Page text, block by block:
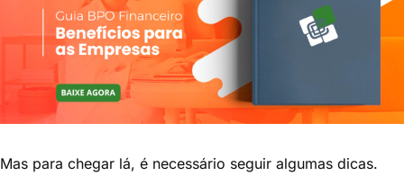
Mas para chegar lá, é necessário seguir algumas dicas.